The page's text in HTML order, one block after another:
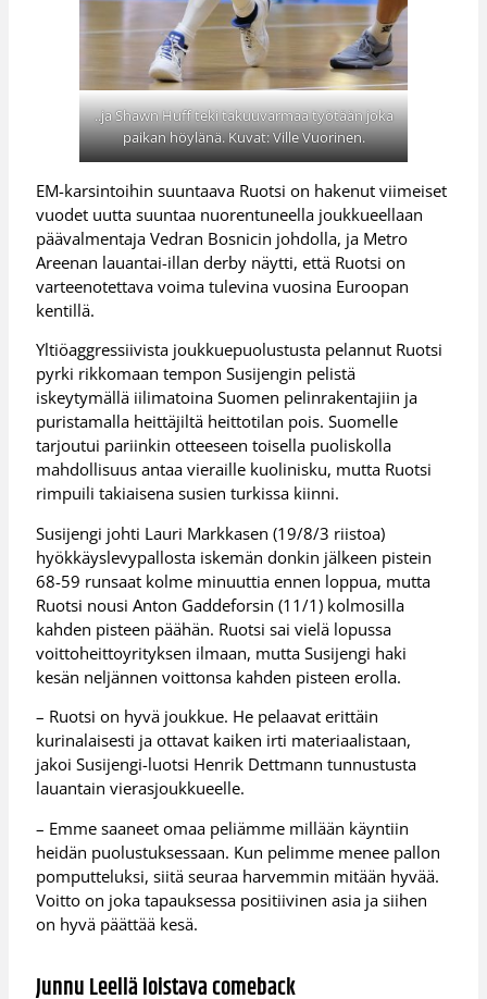
..ja Shawn Huff teki takuuvarmaa työtään joka
paikan höylänä. Kuvat: Ville Vuorinen.
EM-karsintoihin suuntaava Ruotsi on hakenut viimeiset
vuodet uutta suuntaa nuorentuneella joukkueellaan
päävalmentaja Vedran Bosnicin johdolla, ja Metro
Areenan lauantai-illan derby näytti, että Ruotsi on
varteenotettava voima tulevina vuosina Euroopan
kentillä.
Yltiöaggressiivista joukkuepuolustusta pelannut Ruotsi
pyrki rikkomaan tempon Susijengin pelistä
iskeytymällä iilimatoina Suomen pelinrakentajiin ja
puristamalla heittäjiltä heittotilan pois. Suomelle
tarjoutui pariinkin otteeseen toisella puoliskolla
mahdollisuus antaa vieraille kuolinisku, mutta Ruotsi
rimpuili takiaisena susien turkissa kiinni.
Susijengi johti Lauri Markkasen (19/8/3 riistoa)
hyökkäyslevypallosta iskemän donkin jälkeen pistein
68-59 runsaat kolme minuuttia ennen loppua, mutta
Ruotsi nousi Anton Gaddeforsin (11/1) kolmosilla
kahden pisteen päähän. Ruotsi sai vielä lopussa
voittoheittoyrityksen ilmaan, mutta Susijengi haki
kesän neljännen voittonsa kahden pisteen erolla.
– Ruotsi on hyvä joukkue. He pelaavat erittäin
kurinalaisesti ja ottavat kaiken irti materiaalistaan,
jakoi Susijengi-luotsi Henrik Dettmann tunnustusta
lauantain vierasjoukkueelle.
– Emme saaneet omaa peliämme millään käyntiin
heidän puolustuksessaan. Kun pelimme menee pallon
pomputteluksi, siitä seuraa harvemmin mitään hyvää.
Voitto on joka tapauksessa positiivinen asia ja siihen
on hyvä päättää kesä.
Junnu Leellä loistava comeback